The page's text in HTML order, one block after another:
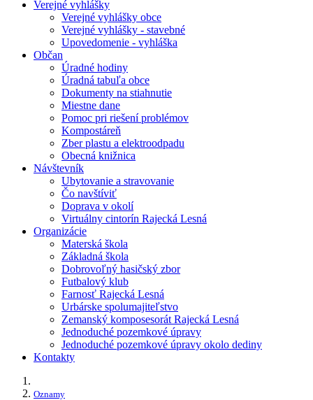
Verejné vyhlášky
Verejné vyhlášky obce
Verejné vyhlášky - stavebné
Upovedomenie - vyhláška
Občan
Úradné hodiny
Úradná tabuľa obce
Dokumenty na stiahnutie
Miestne dane
Pomoc pri riešení problémov
Kompostáreň
Zber plastu a elektroodpadu
Obecná knižnica
Návštevník
Ubytovanie a stravovanie
Čo navštíviť
Doprava v okolí
Virtuálny cintorín Rajecká Lesná
Organizácie
Materská škola
Základná škola
Dobrovoľný hasičský zbor
Futbalový klub
Farnosť Rajecká Lesná
Urbárske spolumajiteľstvo
Zemanský komposesorát Rajecká Lesná
Jednoduché pozemkové úpravy
Jednoduché pozemkové úpravy okolo dediny
Kontakty
Oznamy